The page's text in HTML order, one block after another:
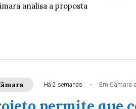
analisa a proposta
Há 2 semanas Em Câmara